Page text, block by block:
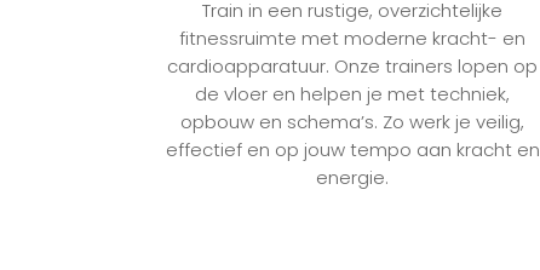
Train in een rustige, overzichtelijke
fitnessruimte met moderne kracht- en
cardioapparatuur. Onze trainers lopen op
de vloer en helpen je met techniek,
opbouw en schema’s. Zo werk je veilig,
effectief en op jouw tempo aan kracht en
energie.